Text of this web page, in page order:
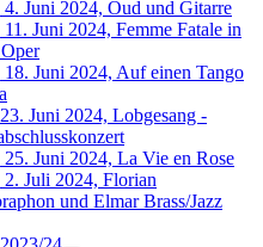
4. Juni 2024, Oud und Gitarre
Juni 2024, Femme Fatale in
18. Juni 2024, Auf einen Tango
Juni 2024, Lobgesang -
25. Juni 2024, La Vie en Rose
2. Juli 2024, Florian
und Elmar Brass/Jazz